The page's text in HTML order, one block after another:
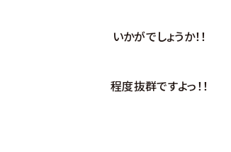
いかがでしょうか！！
程度抜群ですよっ！！